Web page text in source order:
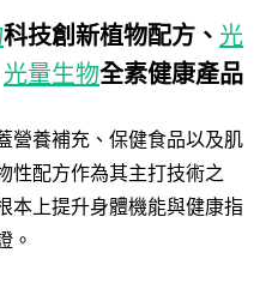
科技創新植物配方、 光
光量生物全素健康產品
營養補充、保健食品以及肌
性配方作為其主打技術之
本上提升身體機能與健康指
。